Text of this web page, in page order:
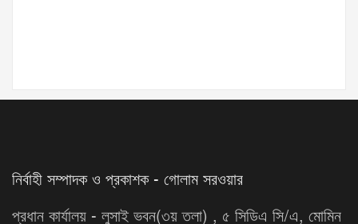
নির্বাহী সম্পাদক ও প্রকাশক - গোলাম সরওয়ার
প্রধান কার্যালয় - লুসাই ভবন(৩য় তলা) , ৫ সিডিএ সি/এ, মোমিন